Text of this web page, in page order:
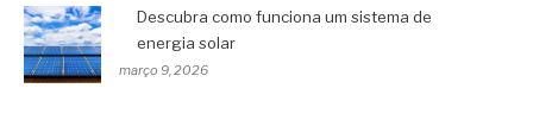
Descubra como funciona um sistema de
energia solar
março 9, 2026